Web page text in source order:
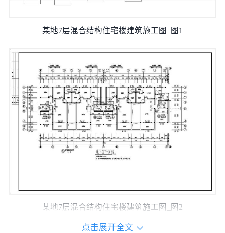
某地7层混合结构住宅楼建筑施工图_图1
某地7层混合结构住宅楼建筑施工图_图2
点击展开全文